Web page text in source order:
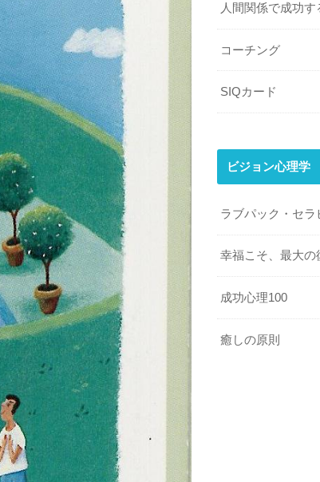
人間関係で成功す
コーチング
SIQカード
ビジョン心理学
ラブパック・セラ
幸福こそ、最大の
成功心理100
癒しの原則